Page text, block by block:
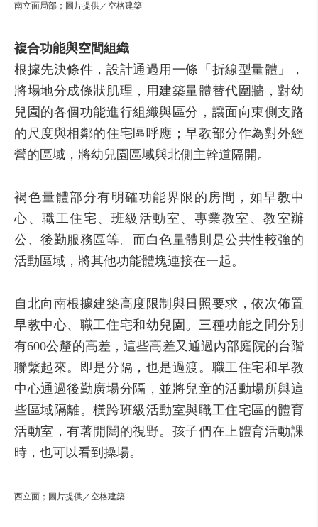
南立面局部；圖片提供／空格建築
複合功能與空間組織
根據先決條件，設計通過用一條「折線型量體」，
將場地分成條狀肌理，用建築量體替代圍牆，對幼
兒園的各個功能進行組織與區分，讓面向東側支路
的尺度與相鄰的住宅區呼應；早教部分作為對外經
營的區域，將幼兒園區域與北側主幹道隔開。
褐色量體部分有明確功能界限的房間，如早教中
心、職工住宅、班級活動室、專業教室、教室辦
公、後勤服務區等。而白色量體則是公共性較強的
活動區域，將其他功能體塊連接在一起。
自北向南根據建築高度限制與日照要求，依次佈置
早教中心、職工住宅和幼兒園。三種功能之間分別
有600公釐的高差，這些高差又通過內部庭院的台階
聯繫起來。即是分隔，也是過渡。職工住宅和早教
中心通過後勤廣場分隔，並將兒童的活動場所與這
些區域隔離。橫跨班級活動室與職工住宅區的體育
活動室，有著開闊的視野。孩子們在上體育活動課
時，也可以看到操場。
西立面；圖片提供／空格建築